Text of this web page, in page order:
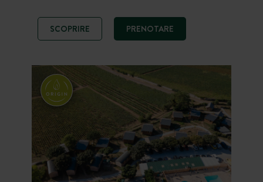
Disfruta de una estancia en plena
naturaleza con restaurante,
actividades náuticas y acceso directo
marisqueo a la salida del camping y
160 km de carriles bici: un camping
ideal para descubrir los tesoros de la
isla entre calma, aire libre y
autenticidad.
SCOPRIRE PRENOTARE